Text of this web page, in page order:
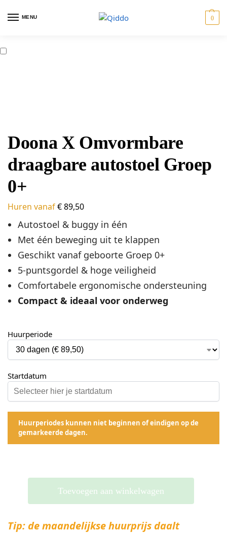
MENU 0
Doona X Omvormbare
draagbare autostoel Groep
0+
Huren vanaf€89,50
Autostoel & buggy in één
Met één beweging uit te klappen
Geschikt vanaf geboorte Groep 0+
5-puntsgordel & hoge veiligheid
Comfortabele ergonomische ondersteuning
Compact & ideaal voor onderweg
Huurperiode
Startdatum
Huurperiodes kunnen niet beginnen of eindigen op de
gemarkeerde dagen.
Toevoegen aan winkelwagen
Tip: de maandelijkse huurprijs daalt